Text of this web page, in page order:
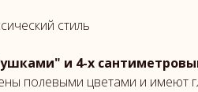
стиль
и 4-х
полевыми цветами и имеют